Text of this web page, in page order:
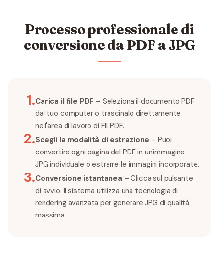
Processo professionale di
conversione da PDF a JPG
1.Carica il file PDF – Seleziona il documento PDF
dal tuo computer o trascinalo direttamente
nell'area di lavoro di FILPDF.
2.Scegli la modalità di estrazione – Puoi
convertire ogni pagina del PDF in un'immagine
JPG individuale o estrarre le immagini incorporate.
3.Conversione istantanea – Clicca sul pulsante
di avvio. Il sistema utilizza una tecnologia di
rendering avanzata per generare JPG di qualità
massima.